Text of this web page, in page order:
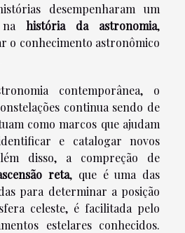
desempenharam um
na história da astronomia,
o conhecimento astronômico
contemporânea, o
continua sendo de
como marcos que ajudam
e catalogar novos
disso, a compreção de
reta, que é uma das
para determinar a posição
celeste, é facilitada pelo
estelares conhecidos.